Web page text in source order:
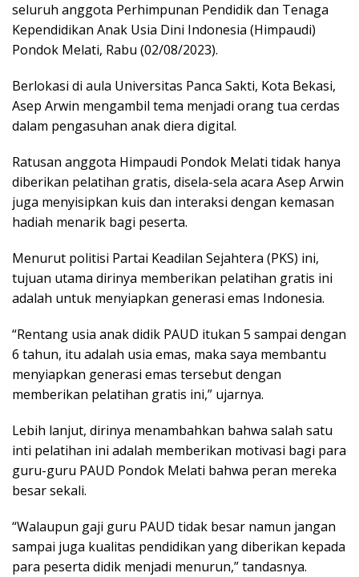
seluruh anggota Perhimpunan Pendidik dan Tenaga
Kependidikan Anak Usia Dini Indonesia (Himpaudi)
Pondok Melati, Rabu (02/08/2023).
Berlokasi di aula Universitas Panca Sakti, Kota Bekasi,
Asep Arwin mengambil tema menjadi orang tua cerdas
dalam pengasuhan anak diera digital.
Ratusan anggota Himpaudi Pondok Melati tidak hanya
diberikan pelatihan gratis, disela-sela acara Asep Arwin
juga menyisipkan kuis dan interaksi dengan kemasan
hadiah menarik bagi peserta.
Menurut politisi Partai Keadilan Sejahtera (PKS) ini,
tujuan utama dirinya memberikan pelatihan gratis ini
adalah untuk menyiapkan generasi emas Indonesia.
“Rentang usia anak didik PAUD itukan 5 sampai dengan
6 tahun, itu adalah usia emas, maka saya membantu
menyiapkan generasi emas tersebut dengan
memberikan pelatihan gratis ini,” ujarnya.
Lebih lanjut, dirinya menambahkan bahwa salah satu
inti pelatihan ini adalah memberikan motivasi bagi para
guru-guru PAUD Pondok Melati bahwa peran mereka
besar sekali.
“Walaupun gaji guru PAUD tidak besar namun jangan
sampai juga kualitas pendidikan yang diberikan kepada
para peserta didik menjadi menurun,” tandasnya.